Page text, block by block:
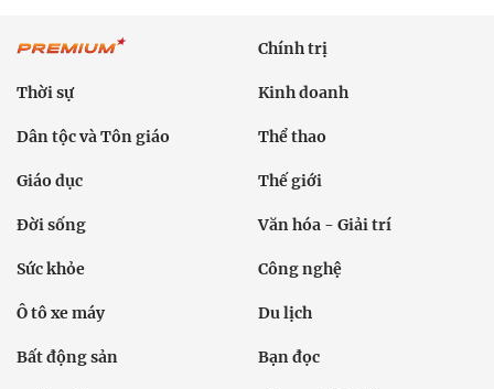
Chính trị
Thời sự Kinh doanh
Dân tộc và Tôn giáo Thể thao
Giáo dục Thế giới
Đời sống Văn hóa - Giải trí
Sức khỏe Công nghệ
Ô tô xe máy Du lịch
Bất động sản Bạn đọc